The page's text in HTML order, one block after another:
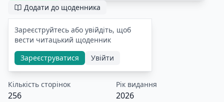
Додати до щоденника
Зареєструйтесь або увійдіть, щоб
вести читацький щоденник
Зареєструватися
Увійти
Кількість сторінок
256
Рік видання
2026